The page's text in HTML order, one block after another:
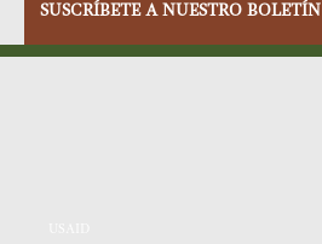
SUSCRÍBETE A NUESTRO BOLETÍN